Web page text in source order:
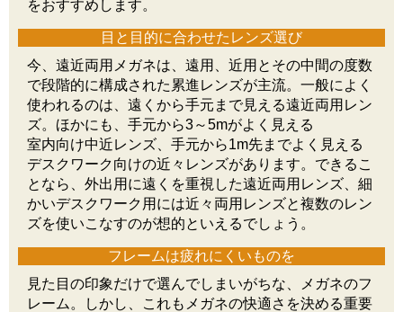
をおすすめします。
目と目的に合わせたレンズ選び
今、遠近両用メガネは、遠用、近用とその中間の度数
で段階的に構成された累進レンズが主流。一般によく
使われるのは、遠くから手元まで見える遠近両用レン
ズ。ほかにも、手元から3～5mがよく見える
室内向け中近レンズ、手元から1m先までよく見える
デスクワーク向けの近々レンズがあります。できるこ
となら、外出用に遠くを重視した遠近両用レンズ、細
かいデスクワーク用には近々両用レンズと複数のレン
ズを使いこなすのが想的といえるでしょう。
フレームは疲れにくいものを
見た目の印象だけで選んでしまいがちな、メガネのフ
レーム。しかし、これもメガネの快適さを決める重要